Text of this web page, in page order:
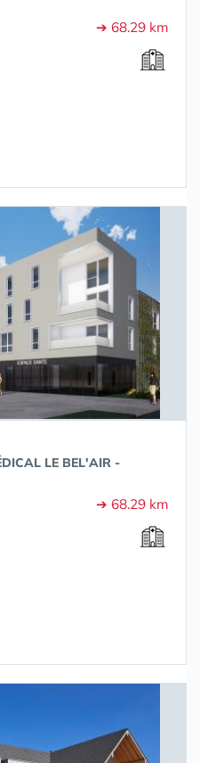
➔ 68.29 km
LE BEL'AIR -
➔ 68.29 km